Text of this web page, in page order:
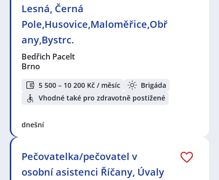
Lesná, Černá
Pole,Husovice,Maloměřice,Obř
any,Bystrc.
Bedřich Pacelt
Brno
5 500 – 10 200 Kč / měsíc
Brigáda
Vhodné také pro zdravotně postižené
dnešní
Pečovatelka/pečovatel v
osobní asistenci Říčany, Úvaly